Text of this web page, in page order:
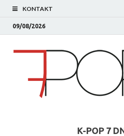
KONTAKT
09/08/2026
K-POP 7